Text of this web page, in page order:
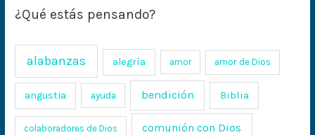
¿Qué estás pensando?
alabanzas alegría amor amor de Dios
angustia ayuda bendición Biblia
colaboradores de Dios comunión con Dios